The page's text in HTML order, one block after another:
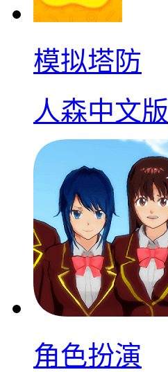
模拟塔防
人森中文版
角色扮演